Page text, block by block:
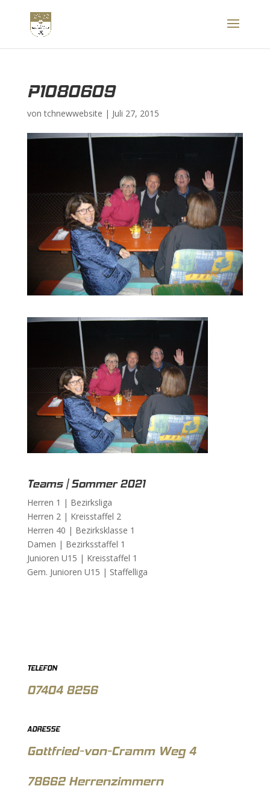
P1080609
vontchnewwebsite | Juli 27, 2015
Teams | Sommer 2021
Herren 1 | Bezirksliga
Herren 2 | Kreisstaffel 2
Herren 40 | Bezirksklasse 1
Damen | Bezirksstaffel 1
Junioren U15 | Kreisstaffel 1
Gem. Junioren U15 | Staffelliga
TELEFON
07404 8256
ADRESSE
Gottfried-von-Cramm Weg 4
78662 Herrenzimmern